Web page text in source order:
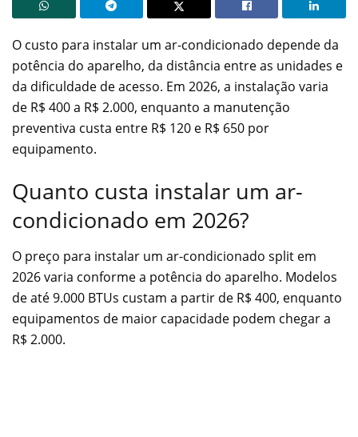
O custo para instalar um ar-condicionado depende da
potência do aparelho, da distância entre as unidades e
da dificuldade de acesso. Em 2026, a instalação varia
de R$ 400 a R$ 2.000, enquanto a manutenção
preventiva custa entre R$ 120 e R$ 650 por
equipamento.
Quanto custa instalar um ar-
condicionado em 2026?
O preço para instalar um ar-condicionado split em
2026 varia conforme a potência do aparelho. Modelos
de até 9.000 BTUs custam a partir de R$ 400, enquanto
equipamentos de maior capacidade podem chegar a
R$ 2.000.